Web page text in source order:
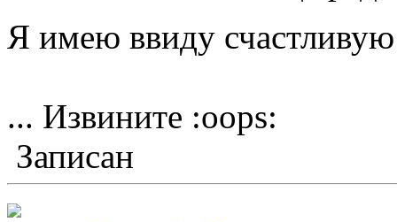
Я имею ввиду
... Извините :oops:
Записан